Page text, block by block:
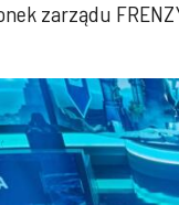
zarządu